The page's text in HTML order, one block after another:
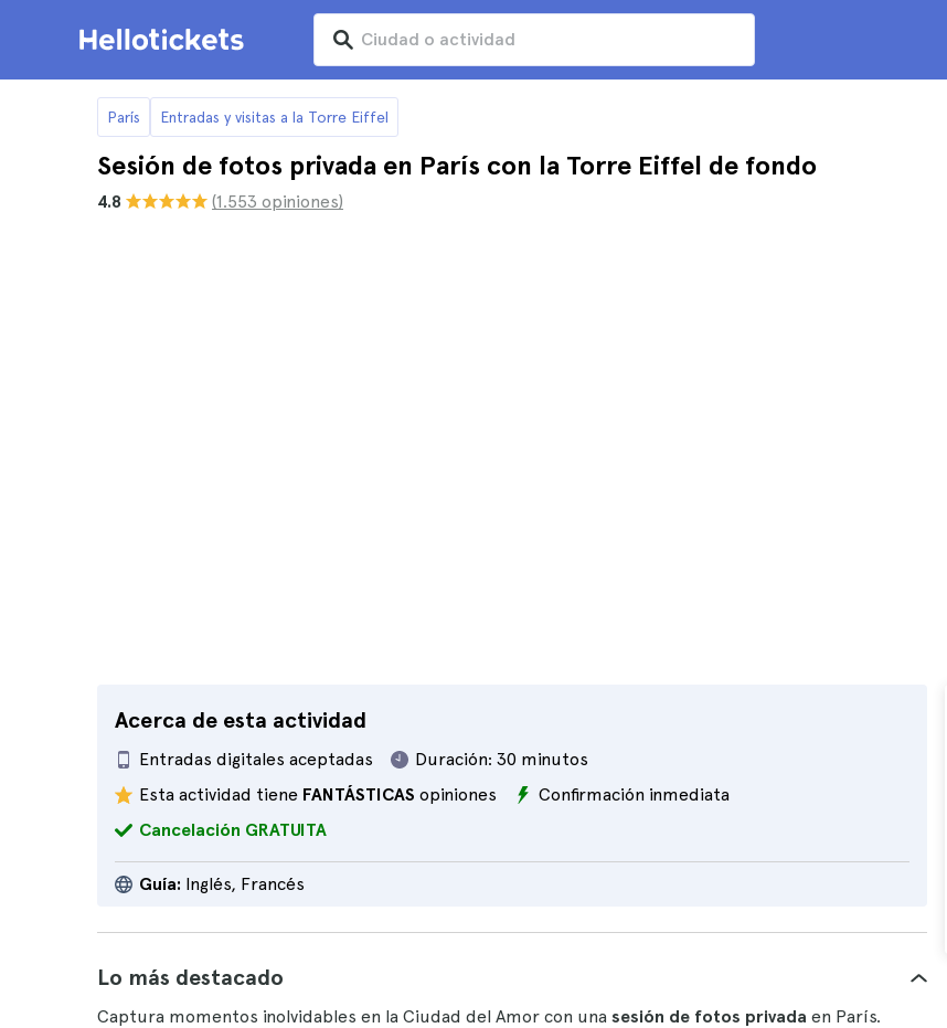
París Entradas y visitas a la Torre Eiffel
Sesión de fotos privada en París con la Torre Eiffel de fondo
4.8 (1.553 opiniones)
Acerca de esta actividad
Entradas digitales aceptadas Duración: 30 minutos
Esta actividad tiene FANTÁSTICAS opiniones
Confirmación inmediata
Cancelación GRATUITA
Guía: Inglés, Francés
Lo más destacado
Captura momentos inolvidables en la Ciudad del Amor con una sesión de fotos privada en París.